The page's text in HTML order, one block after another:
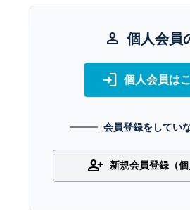
person 個人会員
login 個人会員は
会員登録をしてい
person_add 新規会員登録（個